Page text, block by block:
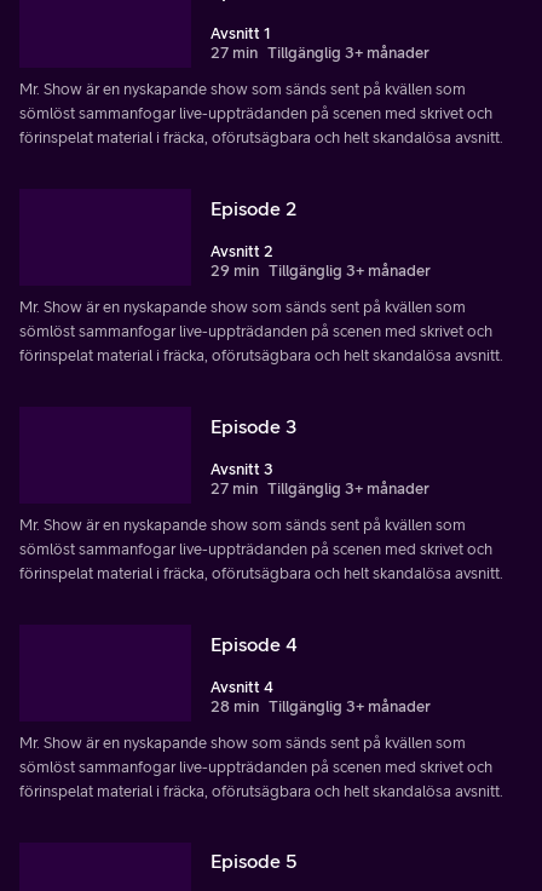
Avsnitt 1
27 min Tillgänglig 3+ månader
Mr. Show är en nyskapande show som sänds sent på kvällen som
sömlöst sammanfogar live-uppträdanden på scenen med skrivet och
förinspelat material i fräcka, oförutsägbara och helt skandalösa avsnitt.
Episode 2
Avsnitt 2
29 min Tillgänglig 3+ månader
Mr. Show är en nyskapande show som sänds sent på kvällen som
sömlöst sammanfogar live-uppträdanden på scenen med skrivet och
förinspelat material i fräcka, oförutsägbara och helt skandalösa avsnitt.
Episode 3
Avsnitt 3
27 min Tillgänglig 3+ månader
Mr. Show är en nyskapande show som sänds sent på kvällen som
sömlöst sammanfogar live-uppträdanden på scenen med skrivet och
förinspelat material i fräcka, oförutsägbara och helt skandalösa avsnitt.
Episode 4
Avsnitt 4
28 min Tillgänglig 3+ månader
Mr. Show är en nyskapande show som sänds sent på kvällen som
sömlöst sammanfogar live-uppträdanden på scenen med skrivet och
förinspelat material i fräcka, oförutsägbara och helt skandalösa avsnitt.
Episode 5